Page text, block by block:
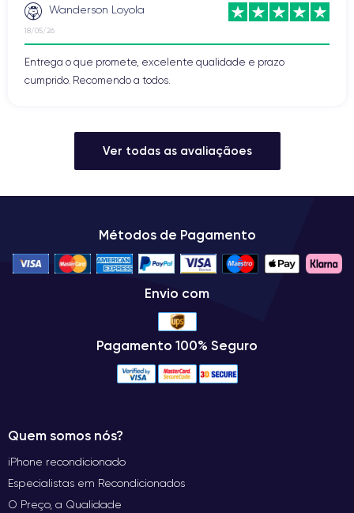
Wanderson Loyola
18/05/26
Entrega o que promete, excelente qualidade e prazo
cumprido. Recomendo a todos.
Ver todas as avaliaçãoes
Métodos de Pagamento
Envio com
Pagamento 100% Seguro
Quem somos nós?
iPhone recondicionado
Especialistas em Recondicionados
O Preço, a Qualidade